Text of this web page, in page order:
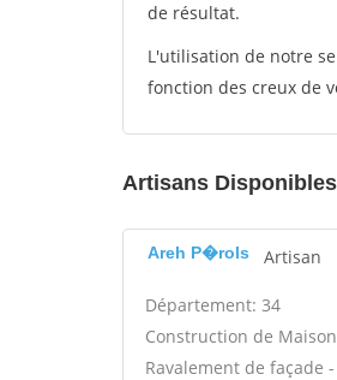
de résultat.
L'utilisation de notre
fonction des creux de
Artisans Disponibles
Areh P�rols Artisan
Département: 34
Construction de
Ravalement de façade